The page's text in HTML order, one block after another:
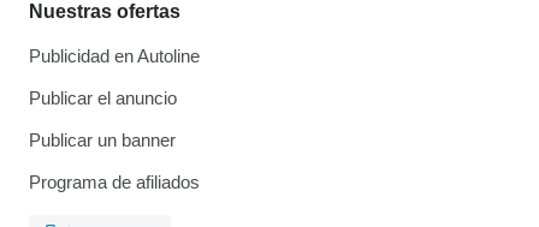
Nuestras ofertas
Publicidad en Autoline
Publicar el anuncio
Publicar un banner
Programa de afiliados